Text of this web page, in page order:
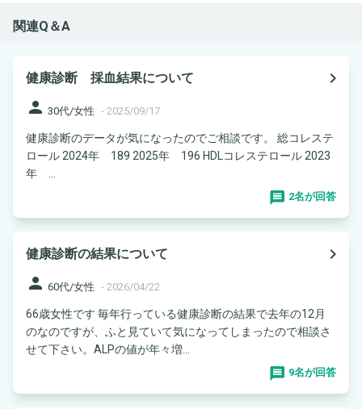
関連Q＆A
健康診断 採血結果について
navigate_next
person 30代/女性 - 2025/09/17
健康診断のデータが気になったのでご相談です。 総コレステ
ロール 2024年 189 2025年 196 HDLコレステロール 2023
年 ...
2名が回答
健康診断の結果について
navigate_next
person 60代/女性 - 2026/04/22
66歳女性です 毎年行っている健康診断の結果で去年の12月
のなのですが、ふと見ていて気になってしまったので相談さ
せて下さい。ALPの値が年々増...
9名が回答